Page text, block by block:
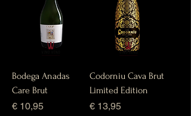
Bodega Anadas
Care Brut
Prijs
€ 10,95
Codorniu Cava Brut
Limited Edition
Prijs
€ 13,95